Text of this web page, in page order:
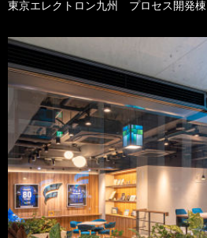
東京エレクトロン九州 プロセス開発棟